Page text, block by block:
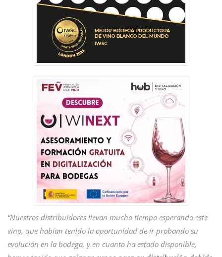
“Nuestros distribuidores llevan mucho tiempo esperando este
vino, que habían tenido la oportunidad de ir probando su
evolución en la bodega, y en cuanto ha estado disponible,